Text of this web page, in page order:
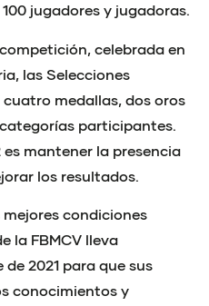
jugadores y jugadoras.
celebrada en
las Selecciones
medallas, dos oros
participantes.
mantener la presencia
los resultados.
mejores condiciones
la FBMCV lleva
2021 para que sus
conocimientos y